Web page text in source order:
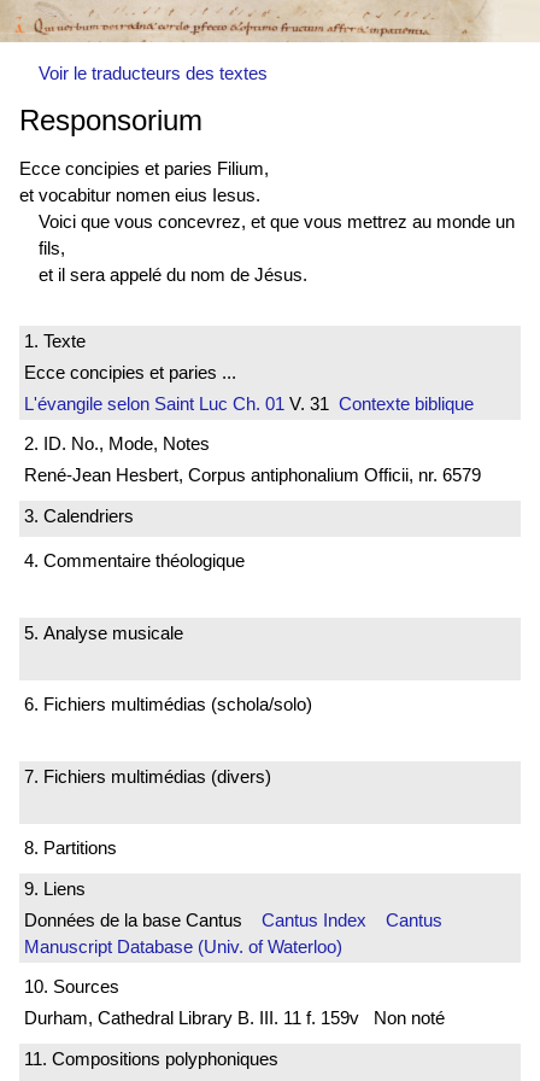
Voir le traducteurs des textes
Responsorium
Ecce concipies et paries Filium,
et vocabitur nomen eius Iesus.
Voici que vous concevrez, et que vous mettrez au monde un
fils,
et il sera appelé du nom de Jésus.
1. Texte
Ecce concipies et paries ...
L'évangile selon Saint Luc Ch. 01 V. 31 Contexte biblique
2. ID. No., Mode, Notes
René-Jean Hesbert, Corpus antiphonalium Officii, nr. 6579
3. Calendriers
4. Commentaire théologique
5. Analyse musicale
6. Fichiers multimédias (schola/solo)
7. Fichiers multimédias (divers)
8. Partitions
9. Liens
Données de la base Cantus Cantus Index
Cantus
Manuscript Database (Univ. of Waterloo)
10. Sources
Durham, Cathedral Library B. III. 11 f. 159v Non noté
11. Compositions polyphoniques